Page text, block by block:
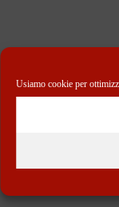
Usiamo cookie per